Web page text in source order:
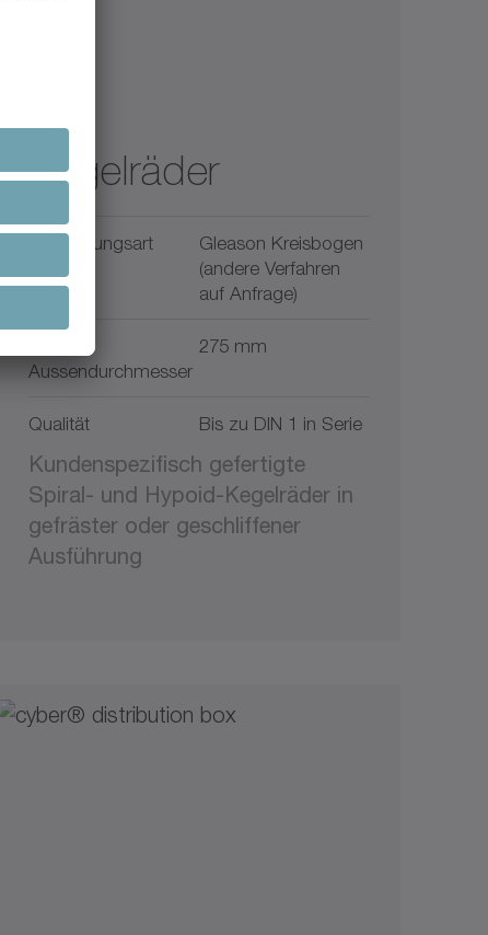
Kegelräder
Verzahnungsart
Gleason Kreisbogen
(andere Verfahren
auf Anfrage)
Aussendurchmesser
275 mm
Qualität Bis zu DIN 1 in Serie
Kundenspezifisch gefertigte
Spiral- und Hypoid-Kegelräder in
gefräster oder geschliffener
Ausführung